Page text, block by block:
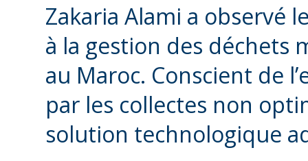
Zakaria Alami a observé
à la gestion des déchets
au Maroc. Conscient de
par les collectes non
solution technologique